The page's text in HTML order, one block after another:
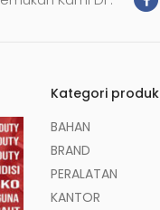
Kategori produk
BAHAN
BRAND
PERALATAN
KANTOR